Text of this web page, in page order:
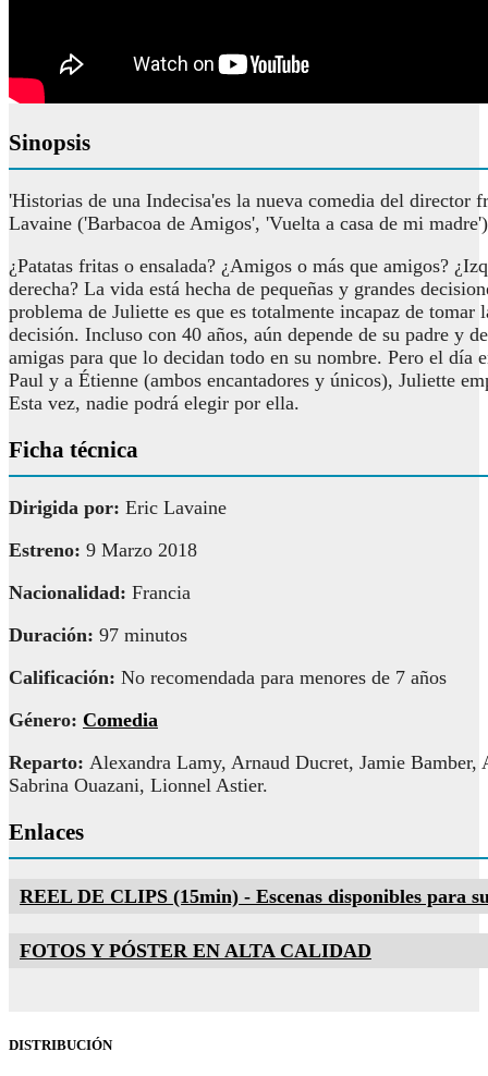
Sinopsis
'Historias de una Indecisa'es la nueva comedia del director
Lavaine ('Barbacoa de Amigos', 'Vuelta a casa de mi
¿Patatas fritas o ensalada? ¿Amigos o más que amigos?
derecha? La vida está hecha de pequeñas y grandes
problema de Juliette es que es totalmente incapaz de tomar
decisión. Incluso con 40 años, aún depende de su padre y
amigas para que lo decidan todo en su nombre. Pero el día
Paul y a Étienne (ambos encantadores y únicos), Juliette
Esta vez, nadie podrá elegir por ella.
Ficha técnica
Dirigida por: Eric Lavaine
Estreno: 9 Marzo 2018
Nacionalidad: Francia
Duración: 97 minutos
Calificación: No recomendada para menores de 7 años
Género: Comedia
Reparto: Alexandra Lamy, Arnaud Ducret, Jamie Bamber,
Sabrina Ouazani, Lionnel Astier.
Enlaces
REEL DE CLIPS (15min) - Escenas disponibles para
FOTOS Y PÓSTER EN ALTA CALIDAD
DISTRIBUCIÓN